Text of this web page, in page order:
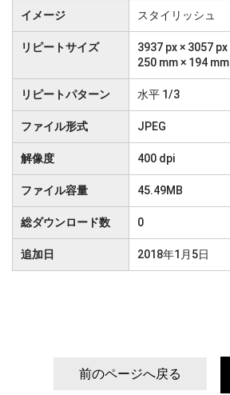
イメージ スタイリッシュ
リピートサイズ
3937 px × 3057 px
250 mm × 194 mm
リピートパターン 水平 1/3
ファイル形式 JPEG
解像度 400 dpi
ファイル容量 45.49MB
総ダウンロード数 0
追加日 2018年1月5日
前のページへ戻る